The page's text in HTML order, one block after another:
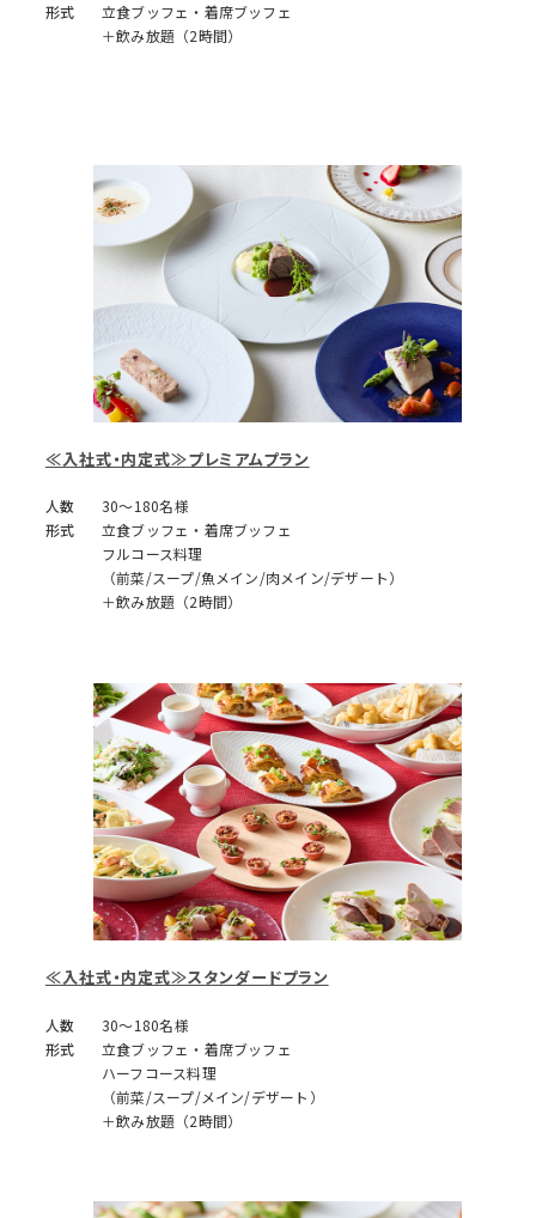
形式
立食ブッフェ・着席ブッフェ
＋飲み放題（2時間）
≪入社式・内定式≫プレミアムプラン
人数
30～180名様
形式
立食ブッフェ・着席ブッフェ
フルコース料理
（前菜/スープ/魚メイン/肉メイン/デザート）
＋飲み放題（2時間）
≪入社式・内定式≫スタンダードプラン
人数
30～180名様
形式
立食ブッフェ・着席ブッフェ
ハーフコース料理
（前菜/スープ/メイン/デザート）
＋飲み放題（2時間）